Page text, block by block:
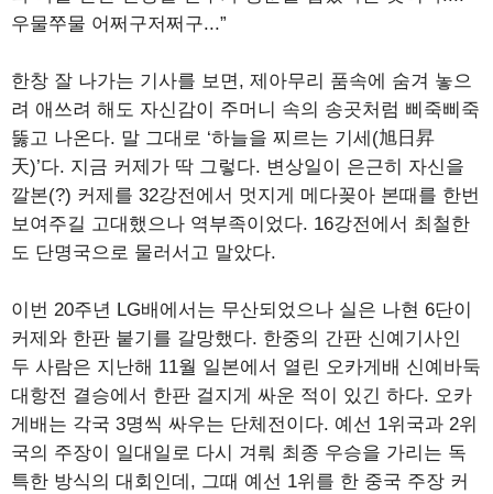
우물쭈물 어쩌구저쩌구...”
한창 잘 나가는 기사를 보면, 제아무리 품속에 숨겨 놓으
려 애쓰려 해도 자신감이 주머니 속의 송곳처럼 삐죽삐죽
뚫고 나온다. 말 그대로 ‘하늘을 찌르는 기세(旭日昇
天)’다. 지금 커제가 딱 그렇다. 변상일이 은근히 자신을
깔본(?) 커제를 32강전에서 멋지게 메다꽂아 본때를 한번
보여주길 고대했으나 역부족이었다. 16강전에서 최철한
도 단명국으로 물러서고 말았다.
이번 20주년 LG배에서는 무산되었으나 실은 나현 6단이
커제와 한판 붙기를 갈망했다. 한중의 간판 신예기사인
두 사람은 지난해 11월 일본에서 열린 오카게배 신예바둑
대항전 결승에서 한판 걸지게 싸운 적이 있긴 하다. 오카
게배는 각국 3명씩 싸우는 단체전이다. 예선 1위국과 2위
국의 주장이 일대일로 다시 겨뤄 최종 우승을 가리는 독
특한 방식의 대회인데, 그때 예선 1위를 한 중국 주장 커